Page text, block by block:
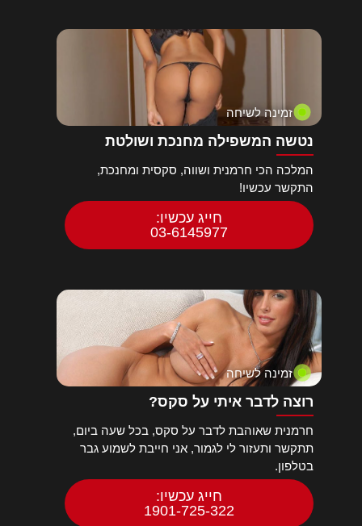
זמינה לשיחה
נטשה המשפילה מחנכת ושולטת
המלכה הכי חרמנית ושווה, סקסית ומחנכת,
התקשר עכשיו!
חייג עכשיו:
03-6145977
זמינה לשיחה
רוצה לדבר איתי על סקס?
חרמנית שאוהבת לדבר על סקס, בכל שעה ביום,
תתקשר ותעזור לי לגמור, אני חייבת לשמוע גבר
בטלפון.
חייג עכשיו:
1901-725-322